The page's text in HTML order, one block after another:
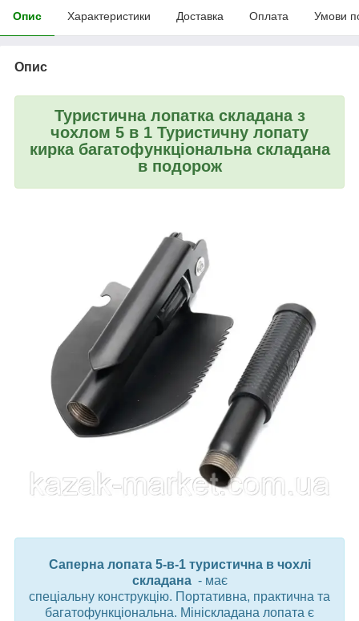
Опис Характеристики Доставка Оплата Умови
Опис
Туристична лопатка складана з
чохлом 5 в 1 Туристичну лопату
кирка багатофункціональна складана
в подорож
Саперна лопата 5-в-1 туристична в чохлі
складана- має
спеціальну конструкцію. Портативна, практична та
багатофункціональна. Мініскладана лопата є